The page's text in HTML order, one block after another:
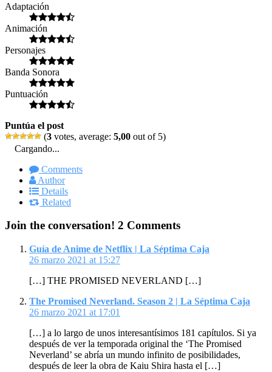
Adaptación
Animación
Personajes
Banda Sonora
Puntuación
Puntúa el post
(3 votes, average: 5,00 out of 5)
Cargando...
Comments
Author
Details
Related
Join the conversation! 2 Comments
Guía de Anime de Netflix | La Séptima Caja
26 marzo 2021 at 15:27
[…] THE PROMISED NEVERLAND […]
The Promised Neverland. Season 2 | La Séptima Caja
26 marzo 2021 at 17:01
[…] a lo largo de unos interesantísimos 181 capítulos. Si ya
después de ver la temporada original the ‘The Promised
Neverland’ se abría un mundo infinito de posibilidades,
después de leer la obra de Kaiu Shira hasta el […]